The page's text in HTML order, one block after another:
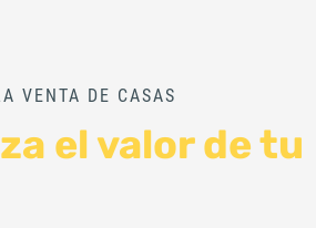
VENTA DE CASAS
el valor de tu